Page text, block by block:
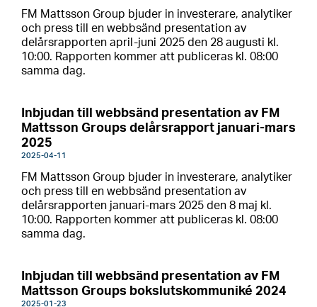
FM Mattsson Group bjuder in investerare, analytiker
och press till en webbsänd presentation av
delårsrapporten april-juni 2025 den 28 augusti kl.
10:00. Rapporten kommer att publiceras kl. 08:00
samma dag.
Inbjudan till webbsänd presentation av FM
Mattsson Groups delårsrapport januari-mars
2025
2025-04-11
FM Mattsson Group bjuder in investerare, analytiker
och press till en webbsänd presentation av
delårsrapporten januari-mars 2025 den 8 maj kl.
10:00. Rapporten kommer att publiceras kl. 08:00
samma dag.
Inbjudan till webbsänd presentation av FM
Mattsson Groups bokslutskommuniké 2024
2025-01-23